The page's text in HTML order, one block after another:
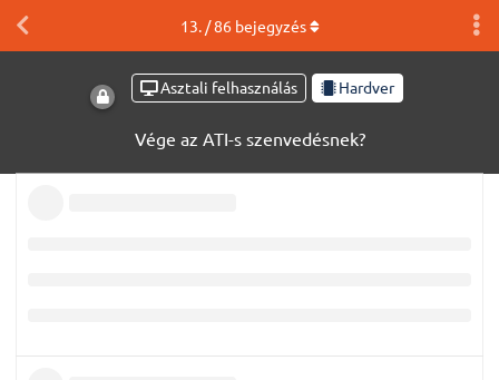
Asztali felhasználás Hardver
Vége az ATI-s szenvedésnek?
13. /86bejegyzés